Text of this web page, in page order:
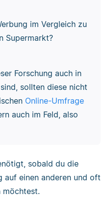
im Vergleich zu
Supermarkt?
Forschung auch in
sollten diese nicht
Online-Umfrage
auch im Feld, also
sobald du die
auf einen anderen und oft
möchtest.